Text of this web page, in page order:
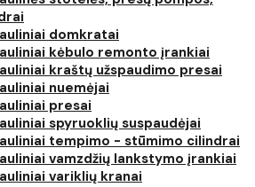
domkratai
kėbulo remonto įrankiai
kraštų užspaudimo presai
nuemėjai
presai
spyruoklių suspaudėjai
tempimo - stūmimo cilindrai
vamzdžių lankstymo įrankiai
variklių kranai